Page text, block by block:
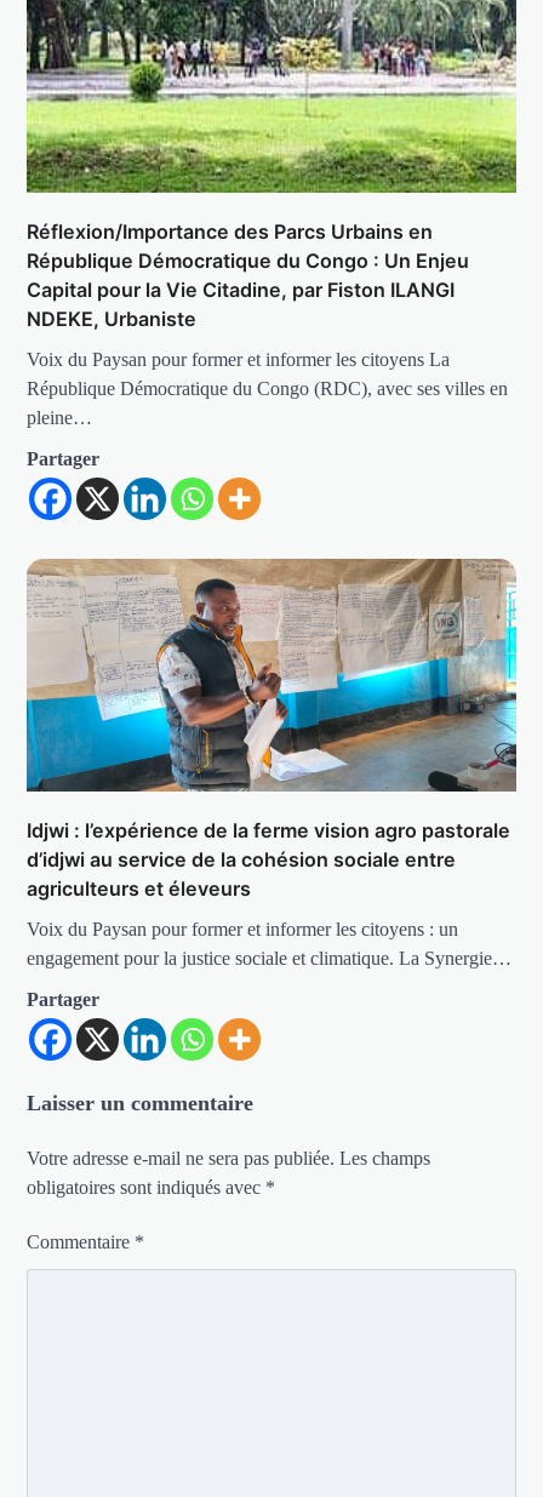
Réflexion/Importance des Parcs Urbains en
République Démocratique du Congo : Un Enjeu
Capital pour la Vie Citadine, par Fiston ILANGI
NDEKE, Urbaniste
Voix du Paysan pour former et informer les citoyens La
République Démocratique du Congo (RDC), avec ses villes en
pleine…
Partager
Idjwi : l’expérience de la ferme vision agro pastorale
d’idjwi au service de la cohésion sociale entre
agriculteurs et éleveurs
Voix du Paysan pour former et informer les citoyens : un
engagement pour la justice sociale et climatique. La Synergie…
Partager
Laisser un commentaire
Votre adresse e-mail ne sera pas publiée. Les champs
obligatoires sont indiqués avec *
Commentaire *